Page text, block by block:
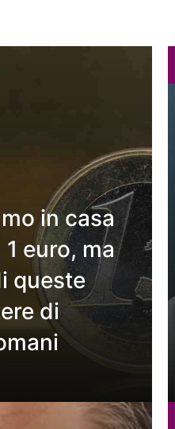
in casa
euro, ma
queste
di